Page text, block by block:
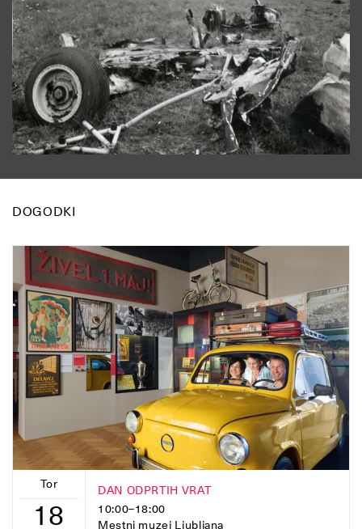
DOGODKI
Tor
18
DAN ODPRTIH VRAT
10:00–18:00
Mestni muzej Ljubljana